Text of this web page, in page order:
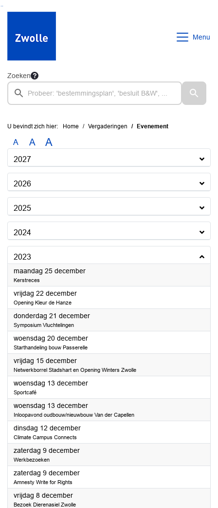
Ga naar de inhoud van deze pagina
Ga naar het zoeken
Ga naar het menu
Menu
Zoeken
U bevindt zich hier: Home Vergaderingen Evenement
A A A
2027
2026
2025
2024
2023
maandag 25 december2023
Kerstreces
vrijdag 22 december2023
Opening Kleur de Hanze
donderdag 21 december2023
Symposium Vluchtelingen
woensdag 20 december2023
Starthandeling bouw Passerelle
vrijdag 15 december2023
Netwerkborrel Stadshart en Opening Winters Zwolle
woensdag 13 december2023
Sportcafé
woensdag 13 december2023
Inloopavond oudbouw/nieuwbouw Van der Capellen
dinsdag 12 december2023
Climate Campus Connects
zaterdag 9 december2023
Werkbezoeken
zaterdag 9 december2023
Amnesty Write for Rights
vrijdag 8 december2023
Bezoek Dierenasiel Zwolle